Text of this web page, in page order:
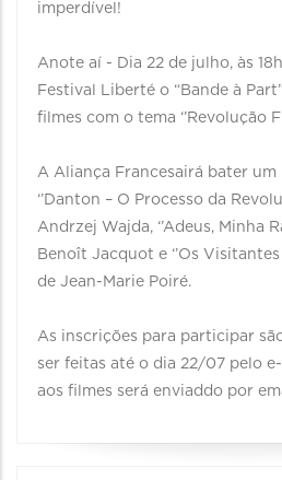
imperdível!
Anote aí - Dia 22 de julho, às
Festival Liberté o “Bande à
filmes com o tema ‘’Revolução
A Aliança Francesairá bater um
‘’Danton – O Processo da
Andrzej Wajda, ‘’Adeus, Minha
Benoît Jacquot e ‘’Os
de Jean-Marie Poiré.
As inscrições para participar
ser feitas até o dia 22/07 pelo
aos filmes será enviaddo por